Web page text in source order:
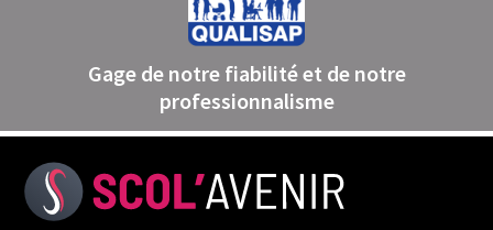
Gage de notre fiabilité et de notre
professionnalisme